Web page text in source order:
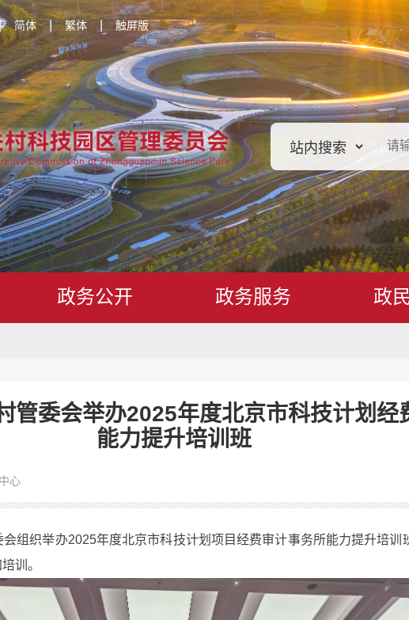
简体 | 繁体 触屏版
政务公开 政务服务 政
管委会举办2025年度北京市科技计划经
能力提升培训班
心
织举办2025年度北京市科技计划项目经费审计事务所能力提升培训
训。